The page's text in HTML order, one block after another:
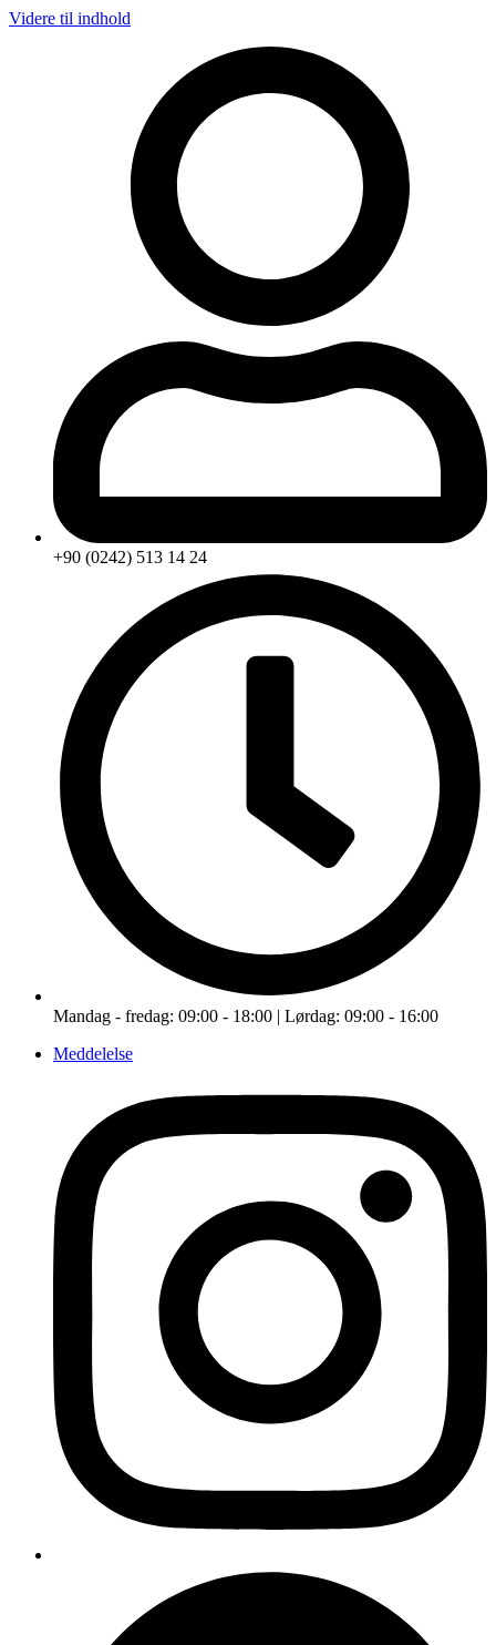
Videre til indhold
+90 (0242) 513 14 24
Mandag - fredag: 09:00 - 18:00 | Lørdag: 09:00 - 16:00
Meddelelse